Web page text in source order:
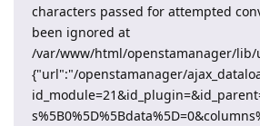
characters passed for attempted
been ignored at
/var/www/html/openstamanager/lib/
{"url":"/openstamanager/